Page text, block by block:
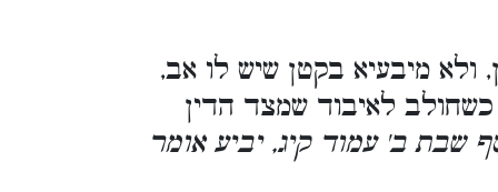
מיבעיא בקטן שיש לו אב,
לאיבוד שמצד הדין
שבת ב' עמוד קיג, יביע אומר